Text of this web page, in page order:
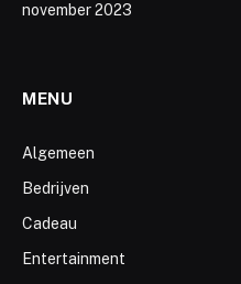
november 2023
MENU
Algemeen
Bedrijven
Cadeau
Entertainment